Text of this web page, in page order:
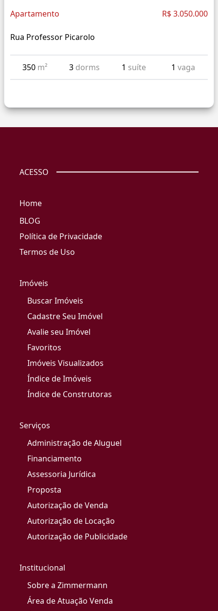
Apartamento R$ 3.050.000
Rua Professor Picarolo
350 m² 3 dorms 1 suíte 1 vaga
ACESSO
Home
BLOG
Política de Privacidade
Termos de Uso
Imóveis
Buscar Imóveis
Cadastre Seu Imóvel
Avalie seu Imóvel
Favoritos
Imóveis Visualizados
Índice de Imóveis
Índice de Construtoras
Serviços
Administração de Aluguel
Financiamento
Assessoria Jurídica
Proposta
Autorização de Venda
Autorização de Locação
Autorização de Publicidade
Institucional
Sobre a Zimmermann
Área de Atuação Venda